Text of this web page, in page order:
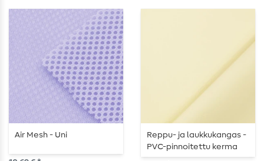
Air Mesh - Uni
Reppu- ja laukkukangas -
PVC-pinnoitettu kerma